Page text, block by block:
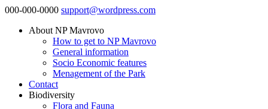
000-000-0000 support@wordpress.com
About NP Mavrovo
How to get to NP Mavrovo
General information
Socio Economic features
Menagement of the Park
Contact
Biodiversity
Flora and Fauna